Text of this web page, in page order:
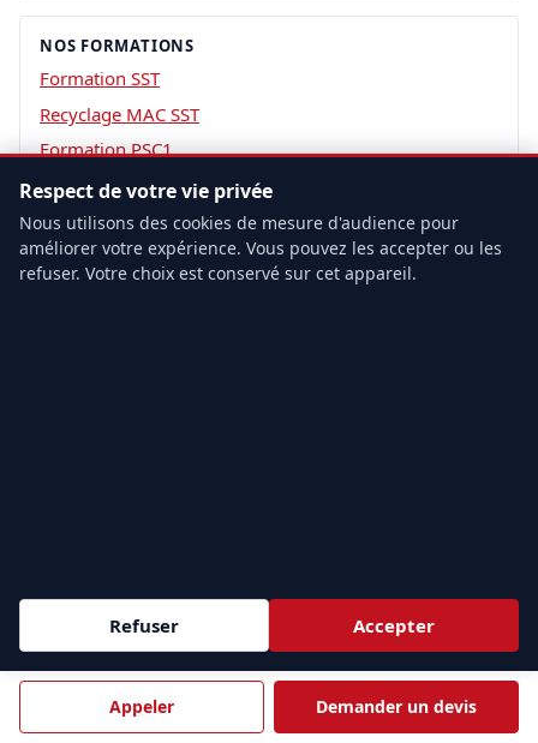
Appeler Demander un devis
NOS FORMATIONS
Formation SST
Recyclage MAC SST
Formation PSC1
Formation PSE1
Formation PSE2
Nos autres formations secourisme à
Pontault-Combault
Selon les besoins de vos équipes, retrouvez l'ensemble
de nosformations aux premiers secoursdisponibles à
Respect de votre vie privée
Nous utilisons des cookies de mesure d'audience pour
améliorer votre expérience. Vous pouvez les accepter ou les
refuser. Votre choix est conservé sur cet appareil.
Refuser Accepter